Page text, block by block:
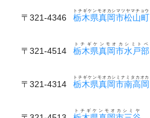
〒321-4346 栃木県真岡市松山町
トチギケンモオカシマツヤマチョウ
〒321-4514 栃木県真岡市水戸部
トチギケンモオカシミトベ
〒321-4314 栃木県真岡市南高岡
トチギケンモオカシミナミタカオカ
トチギケンモオカシミヤ